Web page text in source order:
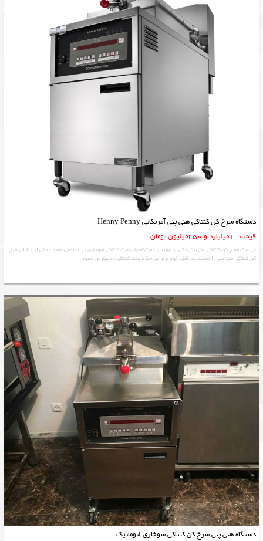
دستگاه سرخ کن کنتاکی هنی پنی آمریکایی Henny Penny
قیمت : 1میلیارد و 250میلیون تومان
بی شک سرخ کن کنتاکی هنی پنی یکی از بهترین دستگاههای پخت کنتاکی سوخاری در دنیا می باشد ، یکی از دلایلی سرخ
کن کنتاکی هنی پنی را نسبت به رقبای خود برتر می سازد پخت کنتاکی به بهترین شیوه
دستگاه هنی پنی سرخ کن کنتاکی سوخاری اتوماتیک